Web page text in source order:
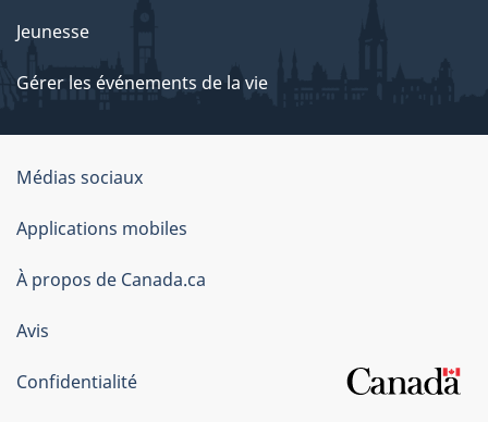
Jeunesse
Gérer les événements de la vie
Organisation
du
gouvernement
du
Canada
Médias sociaux
Applications mobiles
À propos de Canada.ca
Avis
Confidentialité